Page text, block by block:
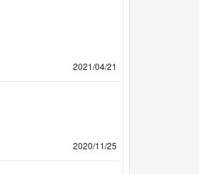
2021/04/21
2020/11/25